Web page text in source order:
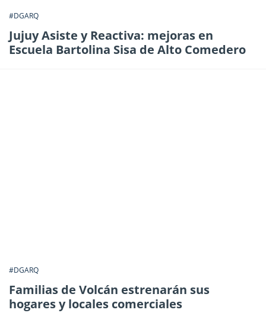
#DGARQ
Jujuy Asiste y Reactiva: mejoras en
Escuela Bartolina Sisa de Alto Comedero
#DGARQ
Familias de Volcán estrenarán sus
hogares y locales comerciales